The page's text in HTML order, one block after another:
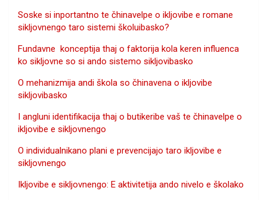
Soske si inportantno te čhinavelpe o ikljovibe e romane
sikljovnengo taro sistemi školuibasko?
Fundavne konceptija thaj o faktorija kola keren influenca
ko sikljovne so si ando sistemo sikljovibasko
O mehanizmija andi škola so čhinavena o ikljovibe
sikljovibasko
I angluni identifikacija thaj o butikeribe vaš te čhinavelpe o
ikljovibe e sikljovnengo
O individualnikano plani e prevencijajo taro ikljovibe e
sikljovnengo
Ikljovibe e sikljovnengo: E aktivitetija ando nivelo e školako